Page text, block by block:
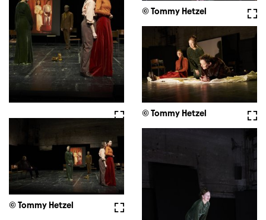
© Tommy Hetzel
Vollbild© Tommy Hetzel
Vollbild
© Tommy Hetzel